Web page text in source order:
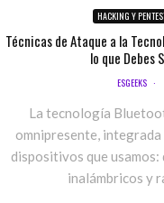
HACKING Y
Técnicas de Ataque a la
lo que Debes
ESGEEKS ·
La tecnología
omnipresente,
dispositivos que usamos:
inalámbricos y